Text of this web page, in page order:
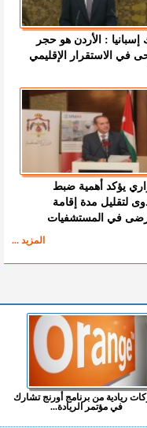
إسبانيا : الأردن هو حجر
في الاستقرار الإقليمي
يؤكد أهمية ضبط
لتقليل مدة إقامة
في المستشفيات
المزيد ...
ريادية من برنامج أورنج تشارك
في مؤتمر الريادة...